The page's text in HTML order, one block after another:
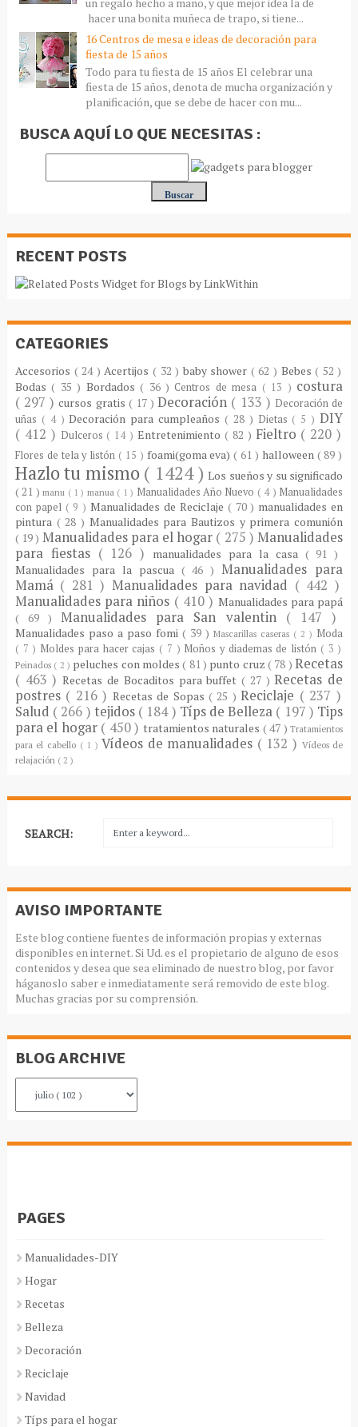
hacer una bonita muñeca de trapo, si tiene...
16 Centros de mesa e ideas de decoración para
fiesta de 15 años
Todo para tu fiesta de 15 años El celebrar una
fiesta de 15 años, denota de mucha organización y
planificación, que se debe de hacer con mu...
BUSCA AQUÍ LO QUE NECESITAS :
RECENT POSTS
CATEGORIES
Accesorios ( 24 )Acertijos ( 32 ) baby shower ( 62 ) Bebes( 52 )
Bodas( 35 ) Bordados( 36 ) Centros de mesa ( 13 ) costura
( 297 )cursos gratis ( 17 )Decoración ( 133 ) Decoración de
uñas ( 4 )Decoración para cumpleaños( 28 ) Dietas ( 5 )DIY
( 412 ) Dulceros ( 14 )Entretenimiento ( 82 ) Fieltro ( 220 )
Flores de tela y listón ( 15 ) foami(goma eva)( 61 ) halloween ( 89 )
Hazlo tu mismo ( 1424 )Los sueños y su significado
( 21 )manu ( 1 ) manua ( 1 ) Manualidades Año Nuevo ( 4 ) Manualidades
con papel ( 9 )Manualidades de Reciclaje ( 70 ) manualidades en
pintura ( 28 ) Manualidades para Bautizos y primera comunión
( 19 ) Manualidades para el hogar ( 275 )Manualidades
para fiestas ( 126 ) manualidades para la casa ( 91 )
Manualidades para la pascua ( 46 )Manualidades para
Mamá ( 281 ) Manualidades para navidad ( 442 )
Manualidades para niños ( 410 ) Manualidades para papá
( 69 )Manualidades para San valentin ( 147 )
Manualidades paso a paso fomi ( 39 )Mascarillas caseras ( 2 ) Moda
( 7 ) Moldes para hacer cajas ( 7 ) Moños y diademas de listón ( 3 )
Peinados ( 2 ) peluches con moldes( 81 ) punto cruz( 78 )Recetas
( 463 )Recetas de Bocaditos para buffet( 27 )Recetas de
postres ( 216 ) Recetas de Sopas( 25 )Reciclaje ( 237 )
Salud ( 266 ) tejidos ( 184 ) Típs de Belleza ( 197 ) Tips
para el hogar ( 450 ) tratamientos naturales ( 47 )Tratamientos
para el cabello ( 1 ) Vídeos de manualidades ( 132 ) Vídeos de
relajación ( 2 )
SEARCH:
AVISO IMPORTANTE
Este blog contiene fuentes de información propias y externas
disponibles en internet. Si Ud. es el propietario de alguno de esos
contenidos y desea que sea eliminado de nuestro blog, por favor
háganoslo saber e inmediatamente será removido de este blog.
Muchas gracias por su comprensión.
BLOG ARCHIVE
PAGES
Manualidades-DIY
Hogar
Recetas
Belleza
Decoración
Reciclaje
Navidad
Típs para el hogar